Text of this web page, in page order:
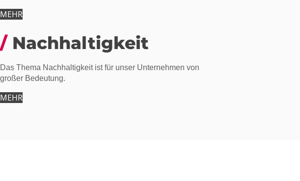
MEHR
Nachhaltigkeit
Das Thema Nachhaltigkeit ist für unser Unternehmen von
großer Bedeutung.
MEHR